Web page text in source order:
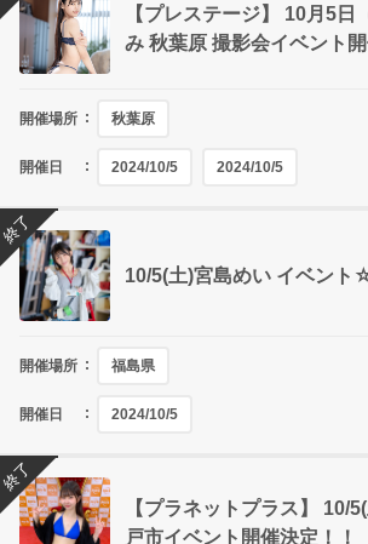
【プレステージ】 10月5日
み 秋葉原 撮影会イベント開
開催場所 秋葉原
開催日 2024/10/5 2024/10/5
10/5(土)宮島めい イベント
開催場所 福島県
開催日 2024/10/5
終了
【プラネットプラス】 10/
戸市イベント開催決定！！
終了